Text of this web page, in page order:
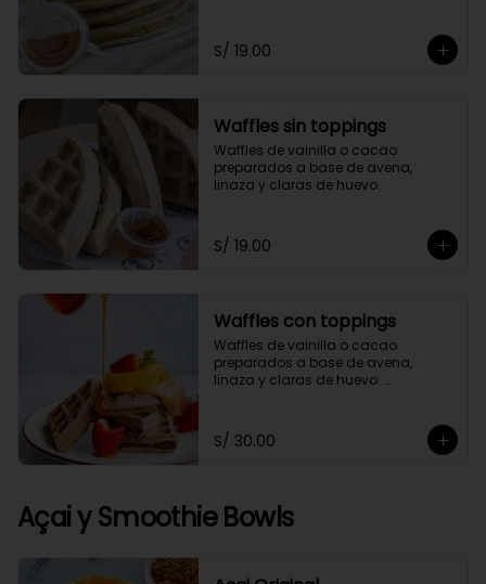
S/ 19.00
Waffles sin toppings
Waffles de vainilla o cacao
preparados a base de avena,
linaza y claras de huevo.
S/ 19.00
Waffles con toppings
Waffles de vainilla o cacao
preparados a base de avena,
linaza y claras de huevo.
S/ 30.00
Açai y Smoothie Bowls